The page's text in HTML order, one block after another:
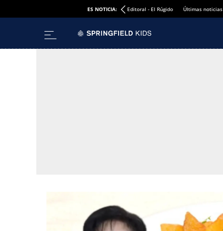
ES NOTICIA: Editoral - El Rúgido Últimas noticias